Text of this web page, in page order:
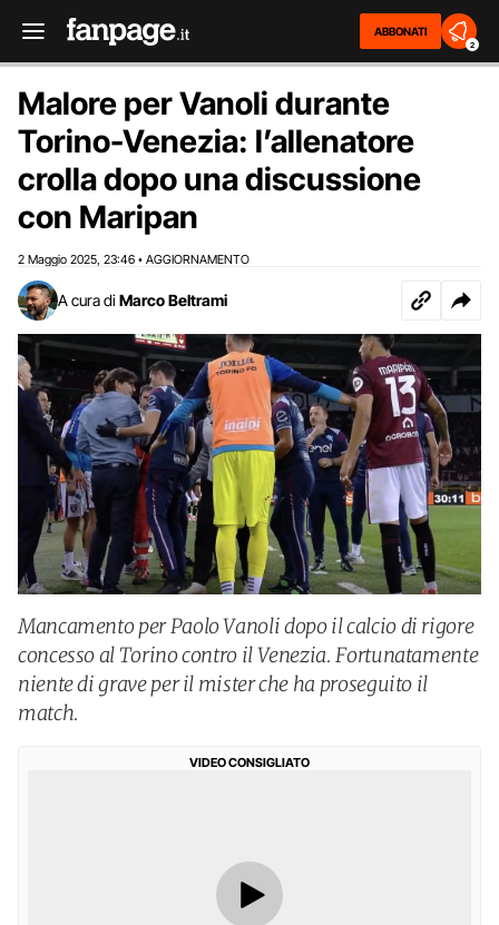
ABBONATI
2
Malore per Vanoli durante
Torino-Venezia: l’allenatore
crolla dopo una discussione
con Maripan
2 Maggio 2025 23:46 • AGGIORNAMENTO
A cura di Marco Beltrami
Mancamento per Paolo Vanoli dopo il calcio di rigore
concesso al Torino contro il Venezia. Fortunatamente
niente di grave per il mister che ha proseguito il
match.
VIDEO CONSIGLIATO